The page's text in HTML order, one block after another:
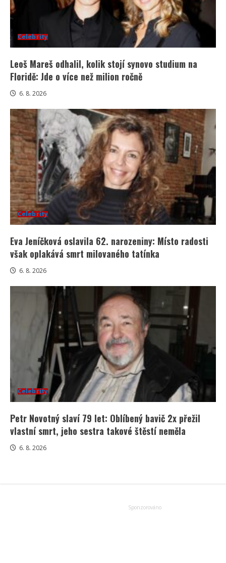
Celebrity
Leoš Mareš odhalil, kolik stojí synovo studium na
Floridě: Jde o více než milion ročně
6. 8. 2026
Celebrity
Eva Jeníčková oslavila 62. narozeniny: Místo radosti
však oplakává smrt milovaného tatínka
6. 8. 2026
Celebrity
Petr Novotný slaví 79 let: Oblíbený bavič 2x přežil
vlastní smrt, jeho sestra takové štěstí neměla
6. 8. 2026